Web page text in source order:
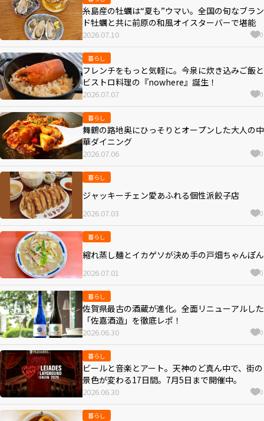
糸島産の牡蠣は“夏も”ウマい。全国の旬なブラン
ド牡蠣と共に前原の和風オイスターバーで堪能
2026.07.10 0
暮らし
フレンチをもっと気軽に。今泉に炊き込みご飯と
ビストロ料理の『nowhere』誕生！
2026.07.07 0
暮らし
舞鶴の路地奥にひっそりとオープンした大人の中
華ダイニング
2026.07.06 0
暮らし
ジャッキーチェン愛あふれる個性派餃子店
2026.07.03 0
暮らし
縮れ蒸し麺とイカゲソが決め手の戸畑ちゃんぽん
2026.07.01 0
暮らし
佐賀県最古の酒蔵が進化。全面リニューアルした
「佐嘉酒造」を徹底レポ！
2026.06.30 0
暮らし
ビールと音楽とアート。天神のど真ん中で、街の
景色が変わる17日間。7月5日まで開催中。
2026.06.30 0
暮らし